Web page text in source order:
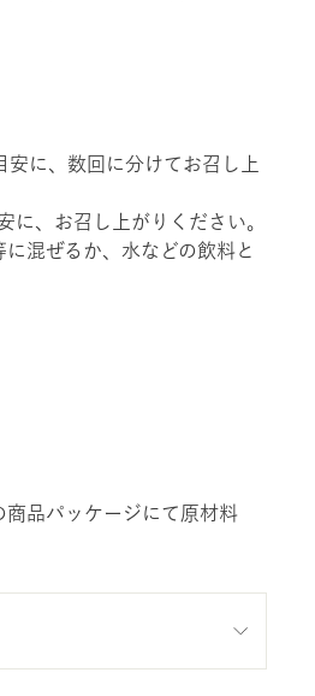
に、数回に分けてお召し上
、お召し上がりください。
混ぜるか、水などの飲料と
商品パッケージにて原材料